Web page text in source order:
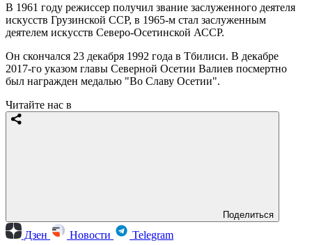
В 1961 году режиссер получил звание заслуженного деятеля
искусств Грузинской ССР, в 1965-м стал заслуженным
деятелем искусств Северо-Осетинской АССР.
Он скончался 23 декабря 1992 года в Тбилиси. В декабре
2017-го указом главы Северной Осетии Валиев посмертно
был награжден медалью "Во Славу Осетии".
Читайте нас в
Поделиться
Дзен Новости Telegram